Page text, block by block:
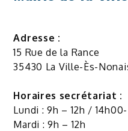
Adresse :
15 Rue de la Rance
35430 La Ville-Ès-
Horaires secrétariat :
Lundi : 9h – 12h / 14h00-
Mardi : 9h – 12h